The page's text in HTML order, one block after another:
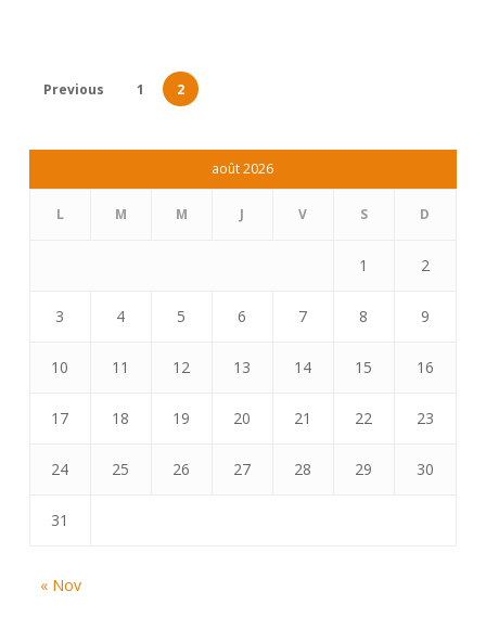
Previous 1 2
août 2026
L M M J V S D
1 2
3 4 5 6 7 8 9
10 11 12 13 14 15 16
17 18 19 20 21 22 23
24 25 26 27 28 29 30
31
« Nov